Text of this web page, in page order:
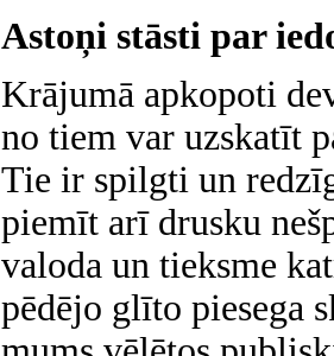
Astoņi stāsti par
Krājumā apkopoti
no tiem var uzskatīt
Tie ir spilgti un
piemīt arī drusku
valoda un tieksme
pēdējo glīto piesega